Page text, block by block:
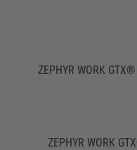
ZEPHYR WORK
ZEPHYR WORK